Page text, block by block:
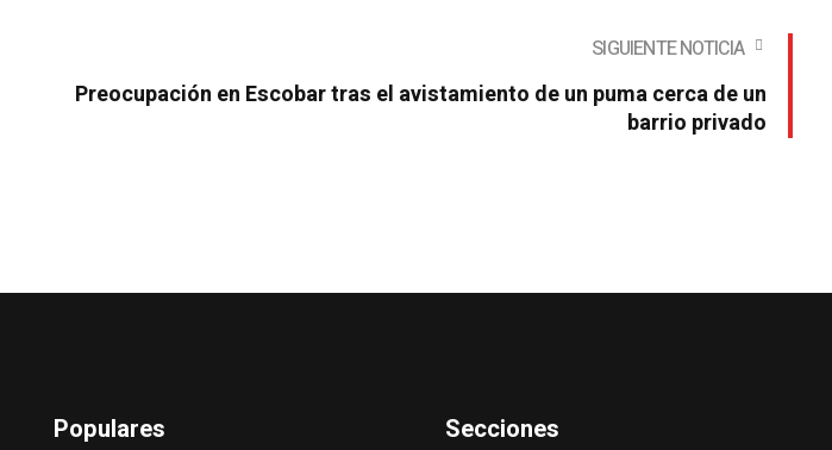
SIGUIENTE NOTICIA
Preocupación en Escobar tras el avistamiento de un puma cerca de un
barrio privado
Populares Secciones